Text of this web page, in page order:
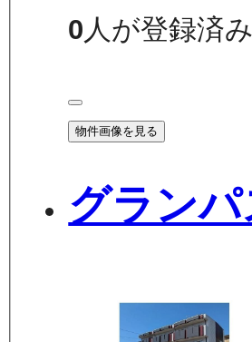
0 人が登録済み
物件画像を見る
グラン